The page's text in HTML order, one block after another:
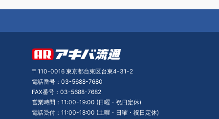
〒110-0016 東京都台東区台東4-31-2
電話番号：03-5688-7680
FAX番号：03-5688-7682
営業時間：11:00-19:00 (日曜・祝日定休)
電話受付：11:00-18:00 (土曜・日曜・祝日定休)